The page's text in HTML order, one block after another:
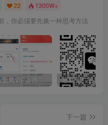
22 1300W+
，你必须要先换一种思考方法
开通百盟网VIP会员，尊享全站资源免费下载，享70%的推广提成！！【限时五折优惠】
下一篇